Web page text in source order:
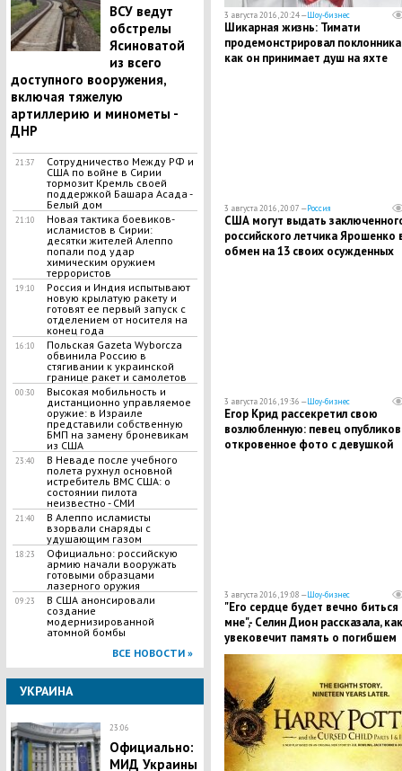
ВСУ ведут
обстрелы
Ясиноватой
из всего
доступного вооружения,
включая тяжелую
артиллерию и минометы -
ДНР
21:37
Сотрудничество Между РФ и
США по войне в Сирии
тормозит Кремль своей
поддержкой Башара Асада -
Белый дом
21:10
Новая тактика боевиков-
исламистов в Сирии:
десятки жителей Алеппо
попали под удар
химическим оружием
террористов
19:10
Россия и Индия испытывают
новую крылатую ракету и
готовят ее первый запуск с
отделением от носителя на
конец года
16:10
Польская Gazeta Wyborcza
обвинила Россию в
стягивании к украинской
границе ракет и самолетов
00:30
Высокая мобильность и
дистанционно управляемое
оружие: в Израиле
представили собственную
БМП на замену броневикам
из США
23:40
В Неваде после учебного
полета рухнул основной
истребитель ВМС США: о
состоянии пилота
неизвестно - СМИ
21:40
В Алеппо исламисты
взорвали снаряды с
удушающим газом
18:23
Официально: российскую
армию начали вооружать
готовыми образцами
лазерного оружия
09:23
В США анонсировали
создание
модернизированной
атомной бомбы
ВСЕ НОВОСТИ »
УКРАИНА
23:06
Официально:
МИД Украины
3 августа 2016, 20:24 —Шоу-бизнес
Шикарная жизнь: Тимати
продемонстрировал
как он принимает душ на яхте
3 августа 2016, 20:07 —Россия
США могут выдать
российского летчика Ярошенко
обмен на 13 своих осужденных
3 августа 2016, 19:36 —Шоу-бизнес
Егор Крид рассекретил свою
возлюбленную: певец
откровенное фото с девушкой
3 августа 2016, 19:08 —Шоу-бизнес
"Его сердце будет вечно биться
мне",- Селин Дион рассказала, как
увековечит память о погибшем
муже